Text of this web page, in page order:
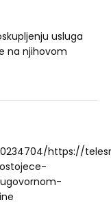
usluga
na njihovom
https://